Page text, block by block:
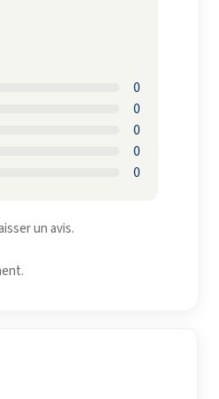
0
0
0
0
0
un avis.